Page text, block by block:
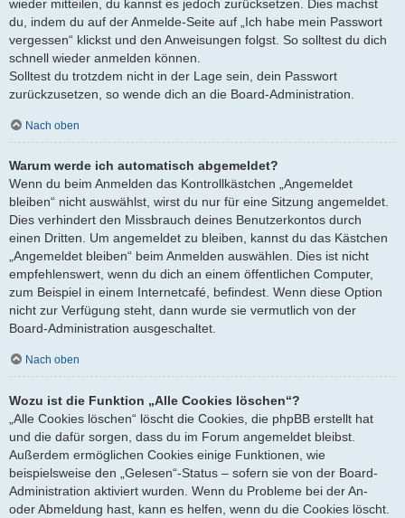
wieder mitteilen, du kannst es jedoch zurücksetzen. Dies machst
du, indem du auf der Anmelde-Seite auf „Ich habe mein Passwort
vergessen“ klickst und den Anweisungen folgst. So solltest du dich
schnell wieder anmelden können.
Solltest du trotzdem nicht in der Lage sein, dein Passwort
zurückzusetzen, so wende dich an die Board-Administration.
Nach oben
Warum werde ich automatisch abgemeldet?
Wenn du beim Anmelden das Kontrollkästchen „Angemeldet
bleiben“ nicht auswählst, wirst du nur für eine Sitzung angemeldet.
Dies verhindert den Missbrauch deines Benutzerkontos durch
einen Dritten. Um angemeldet zu bleiben, kannst du das Kästchen
„Angemeldet bleiben“ beim Anmelden auswählen. Dies ist nicht
empfehlenswert, wenn du dich an einem öffentlichen Computer,
zum Beispiel in einem Internetcafé, befindest. Wenn diese Option
nicht zur Verfügung steht, dann wurde sie vermutlich von der
Board-Administration ausgeschaltet.
Nach oben
Wozu ist die Funktion „Alle Cookies löschen“?
„Alle Cookies löschen“ löscht die Cookies, die phpBB erstellt hat
und die dafür sorgen, dass du im Forum angemeldet bleibst.
Außerdem ermöglichen Cookies einige Funktionen, wie
beispielsweise den „Gelesen“-Status – sofern sie von der Board-
Administration aktiviert wurden. Wenn du Probleme bei der An-
oder Abmeldung hast, kann es helfen, wenn du die Cookies löscht.